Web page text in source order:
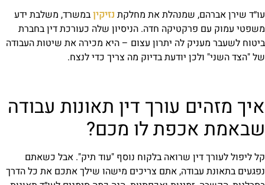
עו״ד שירן אברהם, שמנהלת את מחלקת נזיקיןבמשרד, משלבת ידע
משפטי עמוק עם פרקטיקה חדה. הניסיון שלה כעורכת דין בחברת
ביטוח לשעבר מעניק לה יתרון עצום – היא מכירה את שיטות העבודה
של "הצד השני" ולכן יודעת בדיוק מה צריך כדי לנצח.
איך מזהים עורך דין תאונות עבודה
שבאמת אכפת לו מכם?
קל ליפול לעורך דין שרואה בלקוח נוסף "עוד תיק". אבל כשאתם
נפגעים בתאונת עבודה, אתם צריכים מישהו שילך אתכם את כל הדרך